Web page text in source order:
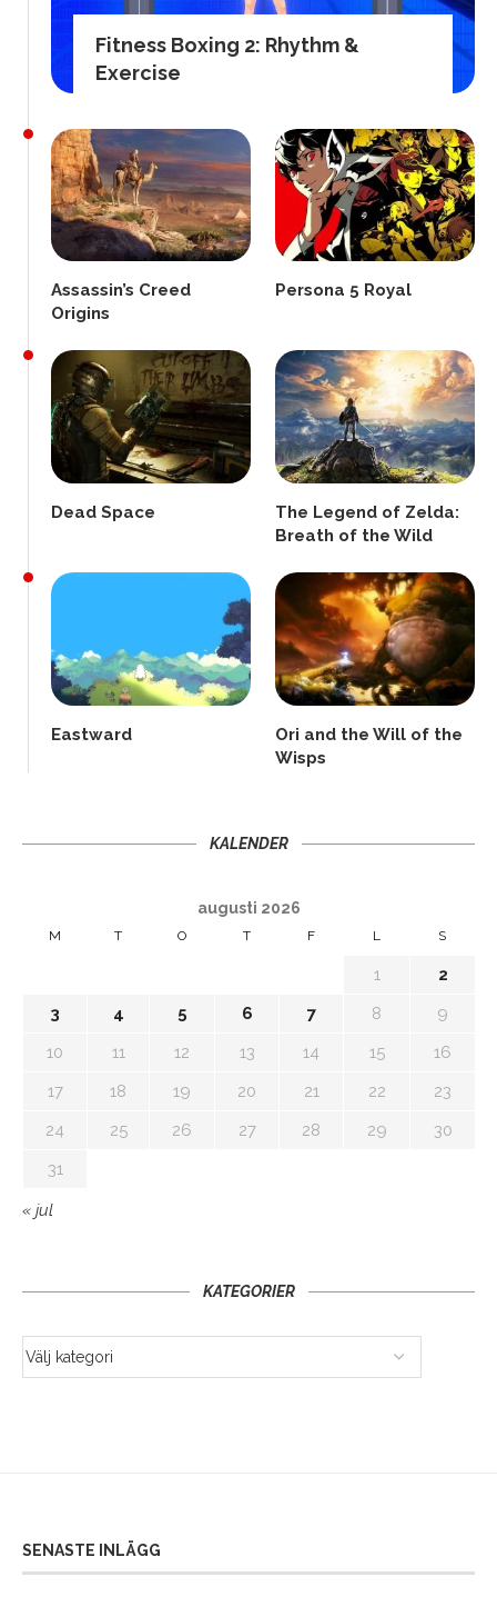
Fitness Boxing 2: Rhythm &
Exercise
Assassin’s Creed
Origins
Persona 5 Royal
Dead Space
The Legend of Zelda:
Breath of the Wild
Eastward
Ori and the Will of the
Wisps
KALENDER
augusti 2026
M T O T F L S
1
2
3
4 5 6 7 8
9
10
11 12 13 14 15
16
17
18 19 20 21 22
23
24
25 26 27 28 29
30
31
« jul
KATEGORIER
SENASTE INLÄGG